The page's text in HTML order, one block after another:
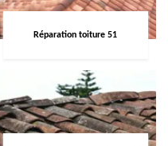
Réparation toiture 51